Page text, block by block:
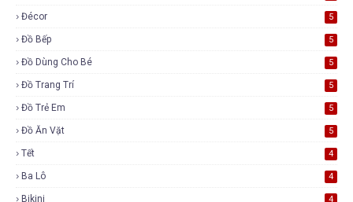
Đécor 5
Đồ Bếp 5
Đồ Dùng Cho Bé 5
Đồ Trang Trí 5
Đồ Trẻ Em 5
Đồ Ăn Vặt 5
Tết 4
Ba Lô 4
Bikini 4